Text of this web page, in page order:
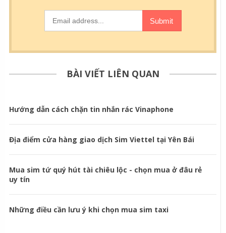
BÀI VIẾT LIÊN QUAN
Hướng dẫn cách chặn tin nhắn rác Vinaphone
Địa điểm cửa hàng giao dịch Sim Viettel tại Yên Bái
Mua sim tứ quý hút tài chiêu lộc - chọn mua ở đâu rẻ
uy tín
Những điều cần lưu ý khi chọn mua sim taxi